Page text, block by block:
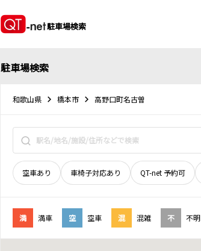
駐車場検索
駐車場検索
和歌山県 橋本市 高野口町名古曽
空車あり 車椅子対応あり QT-net 予約可
満 満車 空 空車 混 混雑 不 不明